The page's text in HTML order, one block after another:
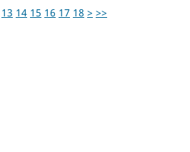
13 14 15 16 17 18 > >>